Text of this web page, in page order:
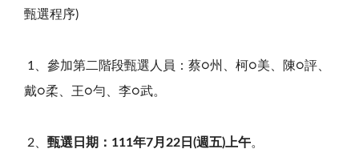
甄選程序)
1
、參加第二階段甄選人員：蔡○州、柯○美、陳○評、
戴○柔、王○勻、李○武。
2 甄選日期： 111年7月 22 日 (週五) 上午。